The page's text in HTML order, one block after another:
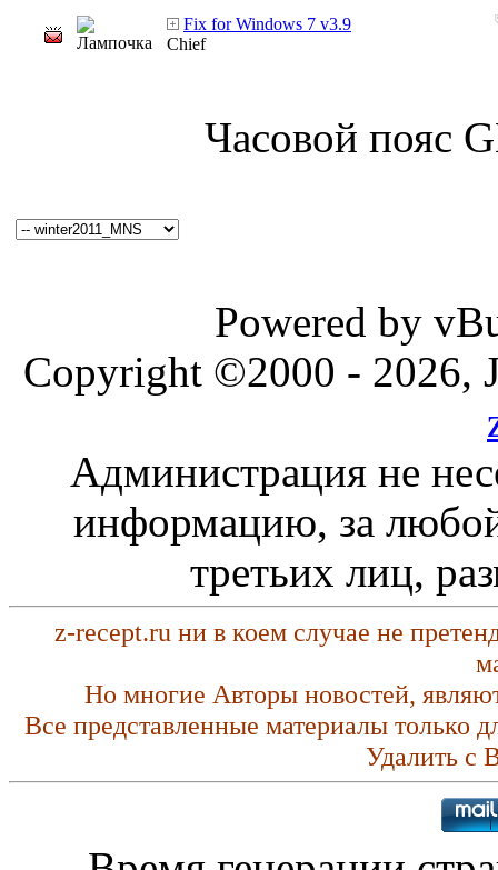
Fix for Windows 7 v3.9
Chief
Часовой пояс
Powered by
Copyright ©2000 - 2026,
Администрация не
информацию, за любой
третьих лиц,
z-recept.ru ни в коем случае не
Но многие Авторы новостей,
Все представленные материалы только
Удалить с